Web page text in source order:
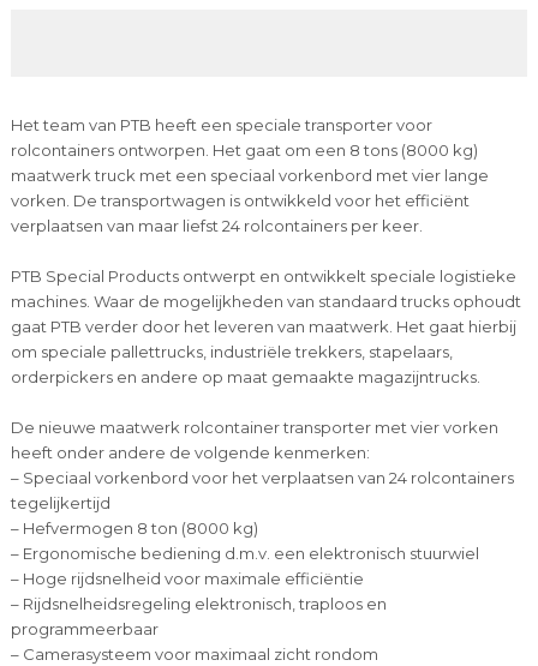
Het team van PTB heeft een speciale transporter voor
rolcontainers ontworpen. Het gaat om een 8 tons (8000 kg)
maatwerk truck met een speciaal vorkenbord met vier lange
vorken. De transportwagen is ontwikkeld voor het efficiënt
verplaatsen van maar liefst 24 rolcontainers per keer.
PTB Special Products ontwerpt en ontwikkelt speciale logistieke
machines. Waar de mogelijkheden van standaard trucks ophoudt
gaat PTB verder door het leveren van maatwerk. Het gaat hierbij
om speciale pallettrucks, industriële trekkers, stapelaars,
orderpickers en andere op maat gemaakte magazijntrucks.
De nieuwe maatwerk rolcontainer transporter met vier vorken
heeft onder andere de volgende kenmerken:
– Speciaal vorkenbord voor het verplaatsen van 24 rolcontainers
tegelijkertijd
– Hefvermogen 8 ton (8000 kg)
– Ergonomische bediening d.m.v. een elektronisch stuurwiel
– Hoge rijdsnelheid voor maximale efficiëntie
– Rijdsnelheidsregeling elektronisch, traploos en
programmeerbaar
– Camerasysteem voor maximaal zicht rondom